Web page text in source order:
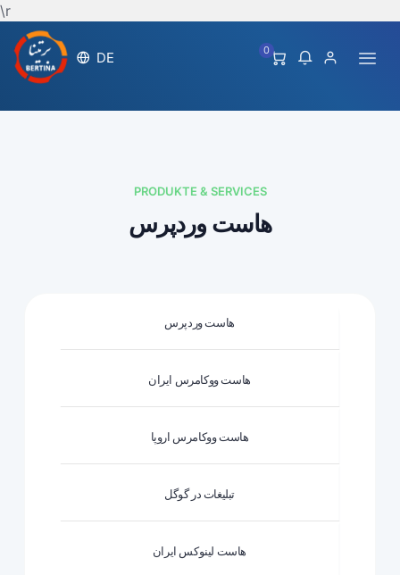
\r
DE 0
PRODUKTE & SERVICES
هاست وردپرس
هاست وردپرس
هاست ووکامرس ایران
هاست ووکامرس اروپا
تبلیغات در گوگل
هاست لینوکس ایران